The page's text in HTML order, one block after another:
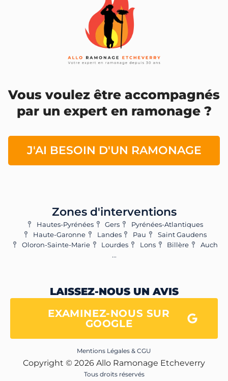
Vous voulez être accompagnés
par un expert en ramonage ?
J'AI BESOIN D'UN RAMONAGE
Zones d'interventions
Hautes-Pyrénées Gers
Pyrénées-Atlantiques
Haute-Garonne
Landes Pau
Saint Gaudens
Oloron-Sainte-Marie
Lourdes Lons Billère
Auch
...
LAISSEZ-NOUS UN AVIS
EXAMINEZ-NOUS SUR
GOOGLE
Mentions Légales & CGU
Copyright © 2026 Allo Ramonage Etcheverry
Tous droits réservés